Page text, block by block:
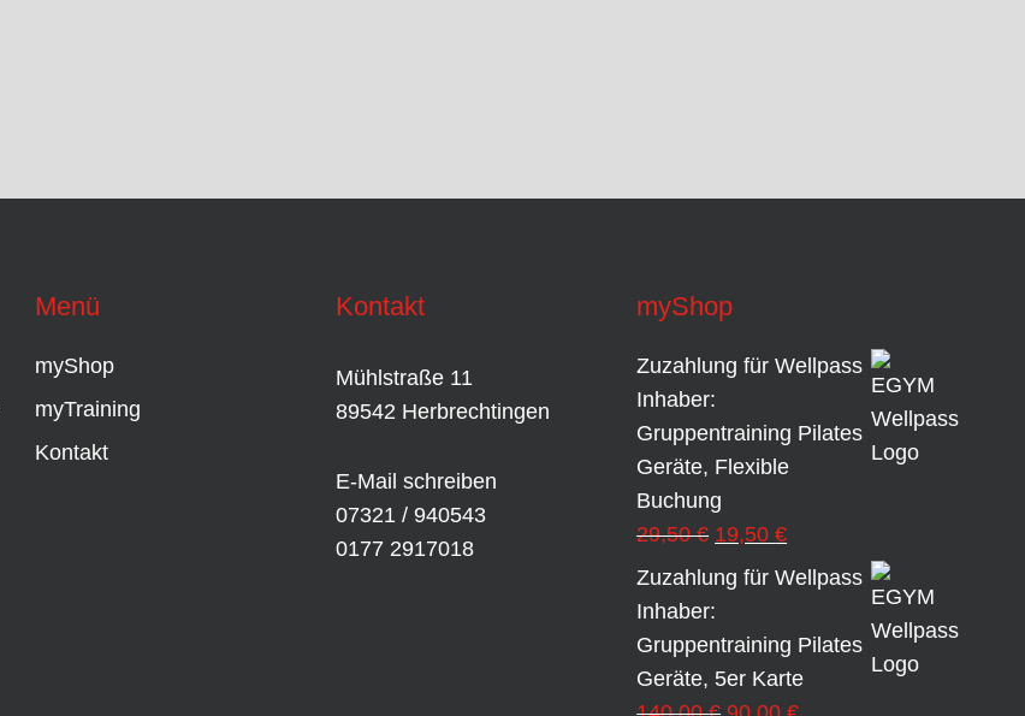
Menü
myShop
myTraining
Kontakt
Kontakt
Mühlstraße 11
89542 Herbrechtingen
E-Mail schreiben
07321 / 940543
0177 2917018
myShop
Zuzahlung für Wellpass
Inhaber:
Gruppentraining Pilates
Geräte, Flexible
Buchung
29,50€ Ursprünglicher
Preis
war:
29,50 €
19,50€Aktueller
Preis
19,50 €.
Zuzahlung für Wellpass
Inhaber:
Gruppentraining Pilates
Geräte, 5er Karte
Ursprünglicher
Aktueller